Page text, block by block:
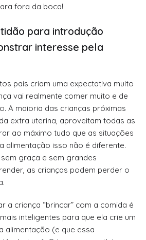
fora da boca!
para introdução
interesse pela
pais criam uma expectativa muito
vai realmente comer muito e de
A maioria das crianças próximas
extra uterina, aproveitam todas as
ao máximo tudo que as situações
alimentação isso não é diferente.
graça e sem grandes
as crianças podem perder o
a criança “brincar” com a comida é
inteligentes para que ela crie um
alimentação (e que essa